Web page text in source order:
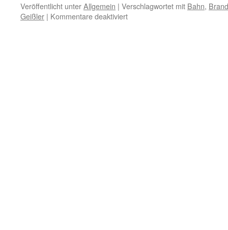
Veröffentlicht unterAllgemein | Verschlagwortet mit Bahn,
Geißler | Kommentare deaktiviertfür